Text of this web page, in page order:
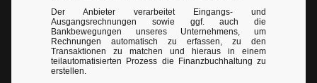
Der Anbieter verarbeitet Eingangs- und
Ausgangsrechnungen sowie ggf. auch die
Bankbewegungen unseres Unternehmens, um
Rechnungen automatisch zu erfassen, zu den
Transaktionen zu matchen und hieraus in einem
teilautomatisierten Prozess die Finanzbuchhaltung zu
erstellen.